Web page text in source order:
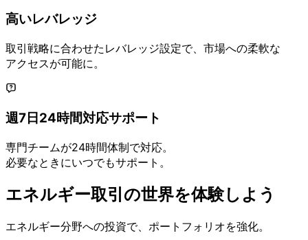
高いレバレッジ
取引戦略に合わせた レバレッジ設定で、 市場への柔軟な
アクセスが可能に。
週7日24時間対応サポート
専門チームが24時間体制で対応。
必要なときにいつでもサポート。
エネルギー取引の世界を体験しよう
エネルギー分野への投資で、 ポートフォリオを強化。